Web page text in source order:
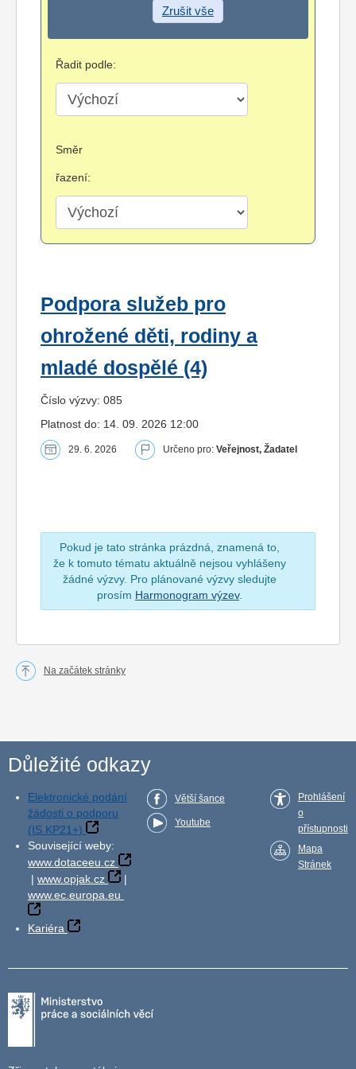
Zrušit vše
Řadit podle:
Směr
řazení:
Podpora služeb pro
ohrožené děti, rodiny a
mladé dospělé (4)
Číslo výzvy: 085
Platnost do: 14. 09. 2026 12:00
29. 6. 2026 Určeno pro: Veřejnost, Žadatel
Pokud je tato stránka prázdná, znamená to,
že k tomuto tématu aktuálně nejsou vyhlášeny
žádné výzvy. Pro plánované výzvy sledujte
prosím Harmonogram výzev.
Na začátek stránky
Důležité odkazy
Elektronické podání
žádosti o podporu
(IS KP21+)
Související weby:
www.dotaceeu.cz
| www.opjak.cz
|
www.ec.europa.eu
Kariéra
Větší šance
Youtube
Prohlášení
o
přístupnosti
Mapa
Stránek